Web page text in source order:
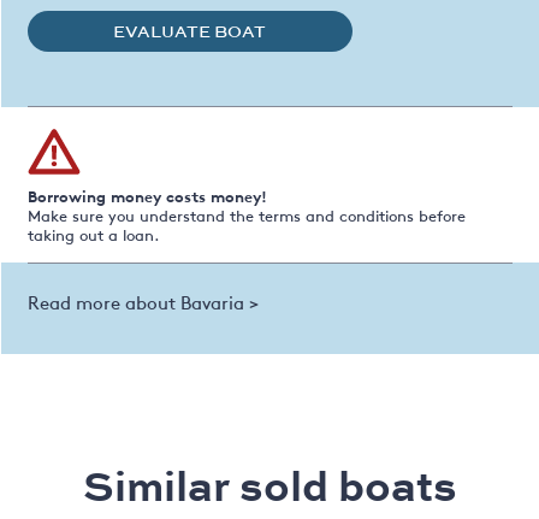
EVALUATE BOAT
Borrowing money costs money!
Make sure you understand the terms and conditions before
taking out a loan.
Read more about Bavaria >
Similar sold boats